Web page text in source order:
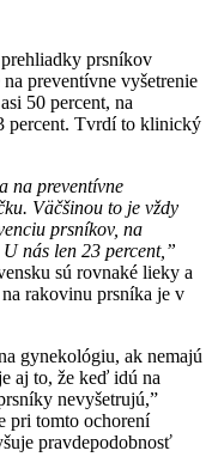
prsníkov
preventívne vyšetrenie
50 percent, na
percent. Tvrdí to klinický
na preventívne
Väčšinou to je vždy
prsníkov, na
nás len 23 percent,”
sú rovnaké lieky a
rakovinu prsníka je v
gynekológiu, ak nemajú
aj to, že keď idú na
nevyšetrujú,”
pri tomto ochorení
pravdepodobnosť